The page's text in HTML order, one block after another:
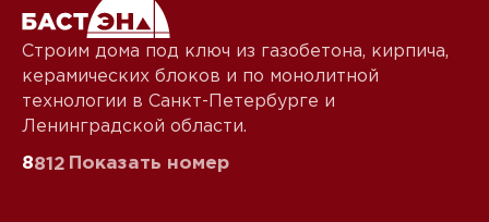
Строим дома под ключ из газобетона, кирпича,
керамических блоков и по монолитной
технологии в Санкт-Петербурге и
Ленинградской области.
8812 Показать номер